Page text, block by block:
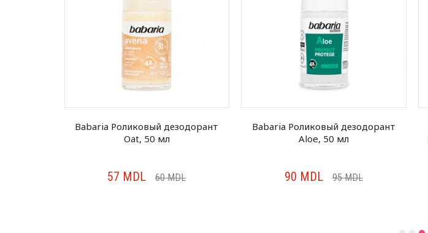
Babaria Роликовый дезодорант
Oat, 50 мл
57 MDL 60MDL
Babaria Роликовый дезодорант
Aloe, 50 мл
90 MDL 95MDL